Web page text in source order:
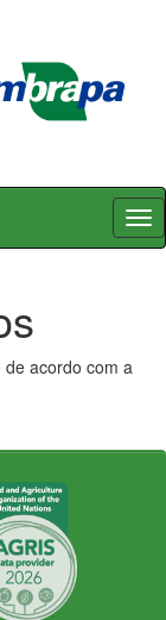
acordo com a